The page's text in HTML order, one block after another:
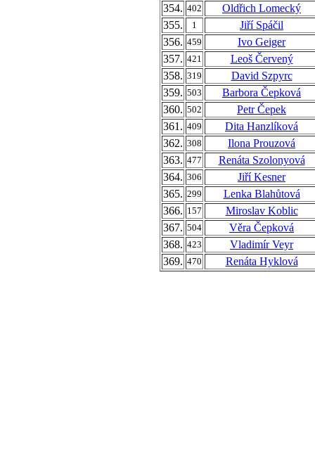
354. 402
Oldřich Lomecký
355.
1
Jiří Spáčil
356. 459
Ivo Geiger
357. 421
Leoš Červený
358. 319
David Szpyrc
359. 503
Barbora Čepková
360. 502
Petr Čepek
361. 409
Dita Hanzlíková
362. 308
Ilona Prouzová
363. 477
Renáta Szolonyová
364. 306
Jiří Kesner
365. 299
Lenka Blahůtová
366. 157
Miroslav Koblic
367. 504
Věra Čepková
368. 423
Vladimír Veyr
369. 470 Renáta Hyklová